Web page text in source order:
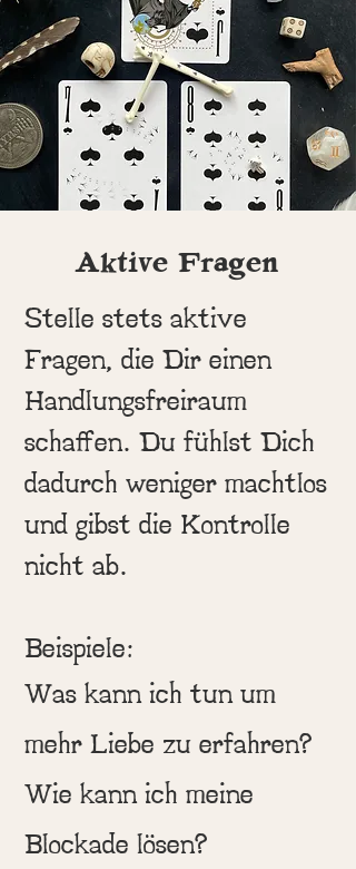
Aktive Fragen
Stelle stets aktive
Fragen, die Dir einen
Handlungsfreiraum
schaffen. Du fühlst Dich
dadurch weniger machtlos
und gibst die Kontrolle
nicht ab.
Beispiele:
Was kann ich tun um
mehr Liebe zu erfahren?
Wie kann ich meine
Blockade lösen?